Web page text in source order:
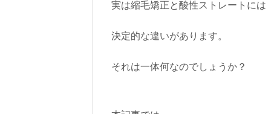
実は縮毛矯正と酸性ストレートには
決定的な違いがあります。
それは一体何なのでしょうか？